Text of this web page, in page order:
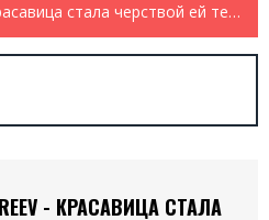
Alex Andreev - Красавица стала черствой ей тереть не до него
- КРАСАВИЦА СТАЛА